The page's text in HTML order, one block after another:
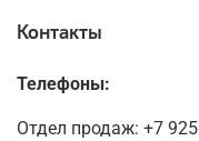
Контакты
Телефоны:
Отдел продаж: +7